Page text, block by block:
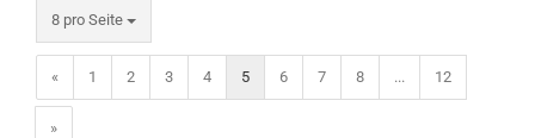
8 pro Seite
« 1 2 3 4 5 6 7 8 ... 12
»